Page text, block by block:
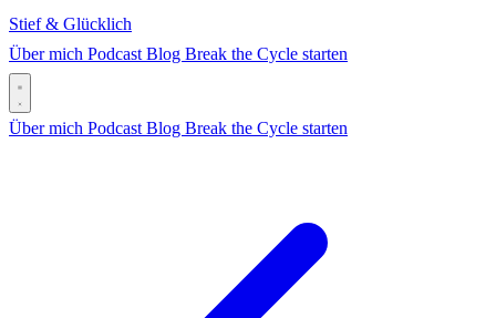
Stief & Glücklich
Über mich Podcast Blog Break the Cycle starten
Über mich Podcast Blog Break the Cycle starten